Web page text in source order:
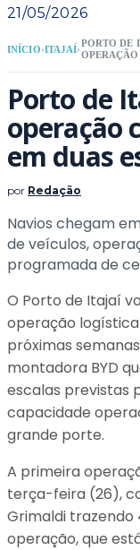
21/05/2026
INÍCIO›ITAJAÍ›
PORTO DE
Porto de
operação
em duas
por Redação
Navios chegam
de veículos,
programada de
O Porto de Itajaí
operação
próximas
montadora BYD
escalas previstas
capacidade
grande porte.
A primeira
terça-feira (26),
Grimaldi trazendo
operação, que